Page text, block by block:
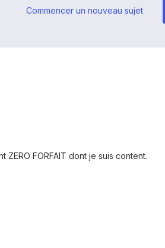
Commencer un nouveau sujet
FORFAIT dont je suis content.